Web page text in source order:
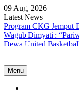
Skip
to
content
09 Aug, 2026
Latest News
Program CKG Jemput
Wagub Dimyati :
Dewa United
Menu